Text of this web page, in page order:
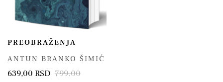
PREOBRAŽENJA
ANTUN BRANKO ŠIMIĆ
639,00 RSD 799.00